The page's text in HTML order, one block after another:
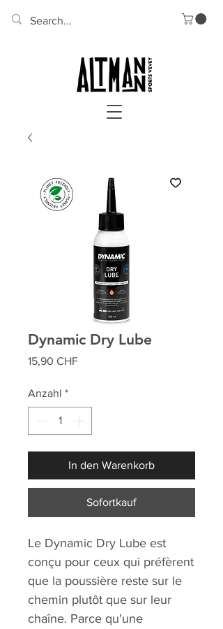
Dynamic Dry Lube
15,90 CHFPreis
Anzahl *
In den Warenkorb
Sofortkauf
Le Dynamic Dry Lube est
conçu pour ceux qui préfèrent
que la poussière reste sur le
chemin plutôt que sur leur
chaîne. Parce qu'une